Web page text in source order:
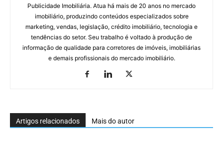
Publicidade Imobiliária. Atua há mais de 20 anos no mercado
imobiliário, produzindo conteúdos especializados sobre
marketing, vendas, legislação, crédito imobiliário, tecnologia e
tendências do setor. Seu trabalho é voltado à produção de
informação de qualidade para corretores de imóveis, imobiliárias
e demais profissionais do mercado imobiliário.
Artigos relacionados Mais do autor